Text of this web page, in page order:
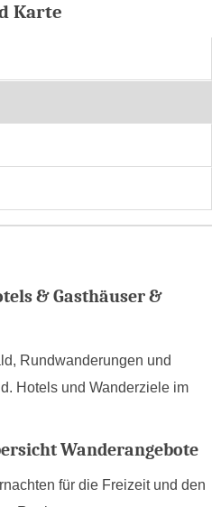
Karte
& Gasthäuser &
Rundwanderungen und
Hotels und Wanderziele im
Wanderangebote
für die Freizeit und den